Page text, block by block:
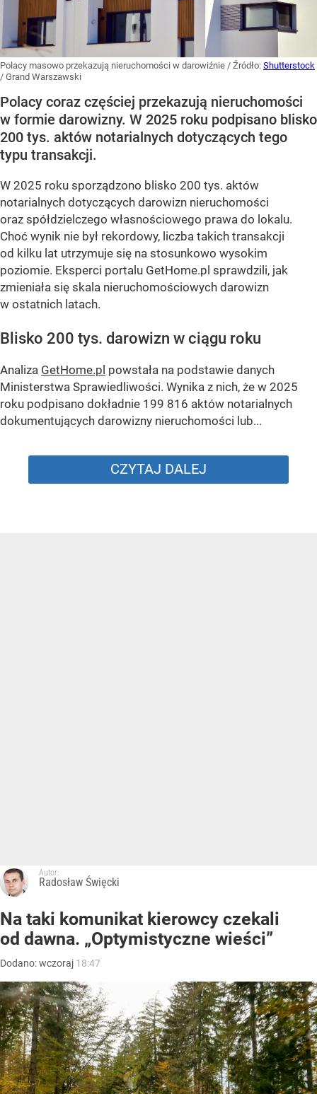
Polacy masowo przekazują nieruchomości w darowiźnie / Źródło: Shutterstock
/ Grand Warszawski
Polacy coraz częściej przekazują nieruchomości
w formie darowizny. W 2025 roku podpisano blisko
200 tys. aktów notarialnych dotyczących tego
typu transakcji.
W 2025 roku sporządzono blisko 200 tys. aktów
notarialnych dotyczących darowizn nieruchomości
oraz spółdzielczego własnościowego prawa do lokalu.
Choć wynik nie był rekordowy, liczba takich transakcji
od kilku lat utrzymuje się na stosunkowo wysokim
poziomie. Eksperci portalu GetHome.pl sprawdzili, jak
zmieniała się skala nieruchomościowych darowizn
w ostatnich latach.
Blisko 200 tys. darowizn w ciągu roku
Analiza GetHome.pl powstała na podstawie danych
Ministerstwa Sprawiedliwości. Wynika z nich, że w 2025
roku podpisano dokładnie 199 816 aktów notarialnych
dokumentujących darowizny nieruchomości lub...
CZYTAJ DALEJ
Autor:
Radosław Święcki
Na taki komunikat kierowcy czekali
od dawna. „Optymistyczne wieści”
Dodano:wczoraj 18:47